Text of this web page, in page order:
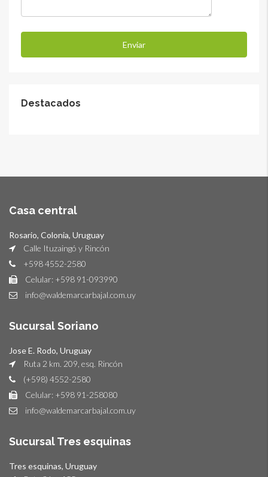
Destacados
Casa central
Rosario, Colonia, Uruguay
Calle Ituzaingó y Rincón
+598 4552-2580
Celular: +598 91-093990
info@waldemarcarbajal.com.uy
Sucursal Soriano
Jose E. Rodo, Uruguay
Ruta 2 km. 209, esq. Rincón
(+598) 4552-2580
Celular: +598 91-258080
info@waldemarcarbajal.com.uy
Sucursal Tres esquinas
Tres esquinas, Uruguay